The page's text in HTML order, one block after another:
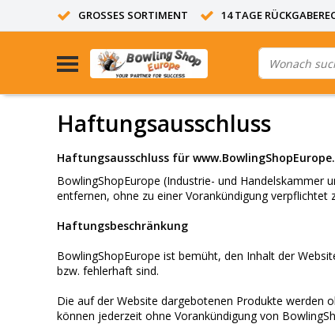
GROSSES SORTIMENT 14 TAGE
Haftungsausschluss
Haftungsausschluss für
BowlingShopEurope (Industrie- und Handelskammer
entfernen, ohne zu einer Vorankündigung verpflichtet
Haftungsbeschränkung
BowlingShopEurope ist bemüht, den Inhalt der
bzw. fehlerhaft sind.
Die auf der Website dargebotenen Produkte werden
können jederzeit ohne Vorankündigung von